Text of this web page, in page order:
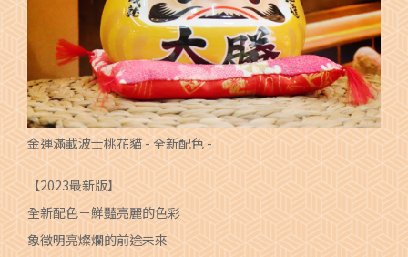
金運滿載波士桃花貓 - 全新配色 -
【2023最新版】
全新配色－鮮豔亮麗的色彩
象徵明亮燦爛的前途未來